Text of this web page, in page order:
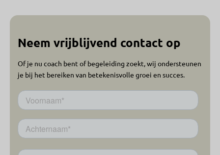
Neem vrijblijvend contact op
Of je nu coach bent of begeleiding zoekt, wij ondersteunen
je bij het bereiken van betekenisvolle groei en succes.